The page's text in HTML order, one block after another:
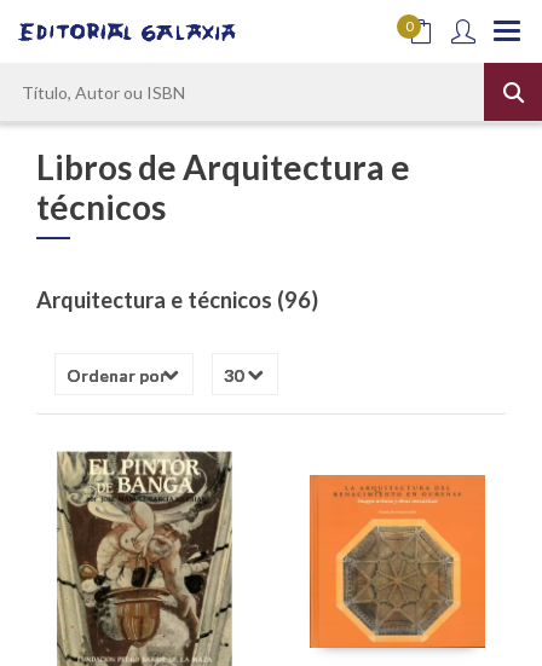
0
Libros de Arquitectura e
técnicos
Arquitectura e técnicos (96)